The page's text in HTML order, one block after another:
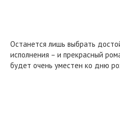
Останется лишь выбрать
исполнения – и прекрасный
будет очень уместен ко дню